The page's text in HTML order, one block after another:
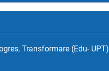
Transformare (Edu- UPT)